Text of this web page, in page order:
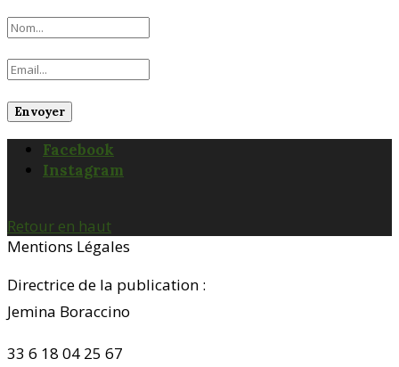
Facebook
Instagram
Retour en haut
Mentions Légales
Directrice de la publication :
Jemina Boraccino
33 6 18 04 25 67